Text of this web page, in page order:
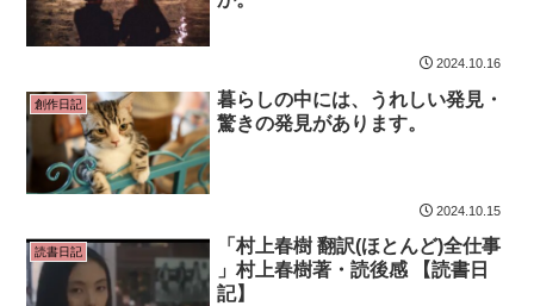
2024.10.16
創作日記
暮らしの中には、うれしい発見・
驚きの発見があります。
2024.10.15
読書日記
「村上春樹 翻訳(ほとんど)全仕事
」村上春樹著・読後感 【読書日
記】